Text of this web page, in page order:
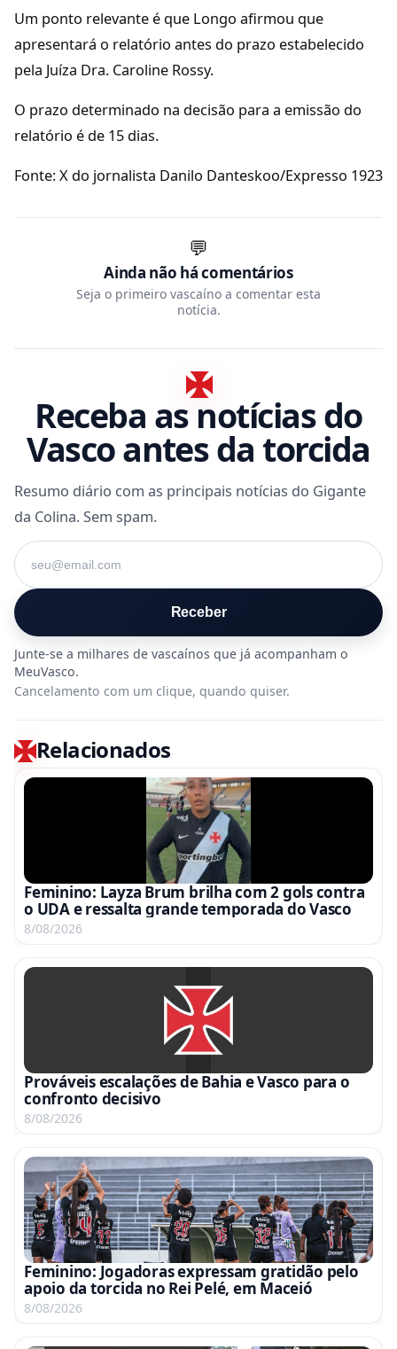
Um ponto relevante é que Longo afirmou que
apresentará o relatório antes do prazo estabelecido
pela Juíza Dra. Caroline Rossy.
O prazo determinado na decisão para a emissão do
relatório é de 15 dias.
Fonte: X do jornalista Danilo Danteskoo/Expresso 1923
💬
Ainda não há comentários
Seja o primeiro vascaíno a comentar esta
notícia.
Receba as notícias do
Vasco antes da torcida
Resumo diário com as principais notícias do Gigante
da Colina. Sem spam.
Seu e-mail
Receber
Cancelamento com um clique, quando quiser.
Relacionados
Feminino: Layza Brum brilha com 2 gols contra
o UDA e ressalta grande temporada do Vasco
8/08/2026
Prováveis escalações de Bahia e Vasco para o
confronto decisivo
8/08/2026
Feminino: Jogadoras expressam gratidão pelo
apoio da torcida no Rei Pelé, em Maceió
8/08/2026